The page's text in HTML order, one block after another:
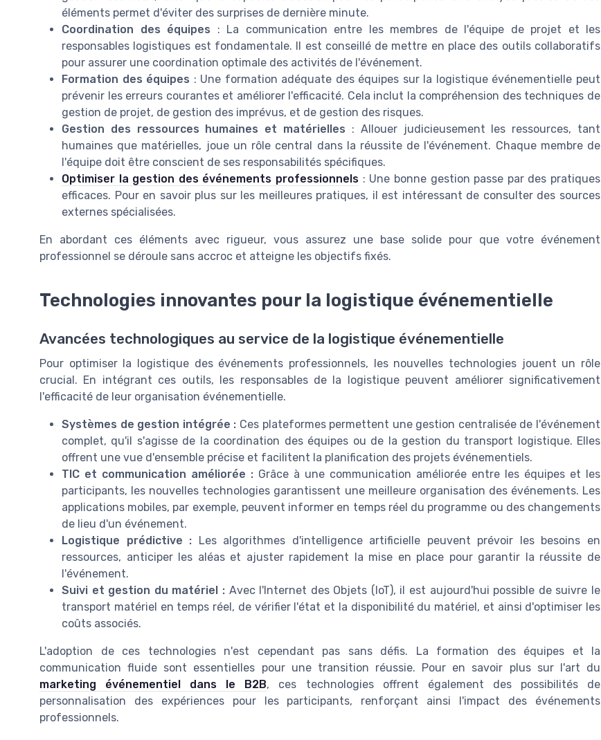
éléments permet d'éviter des surprises de dernière minute.
Coordination des équipes : La communication entre les membres de l'équipe de projet et les
responsables logistiques est fondamentale. Il est conseillé de mettre en place des outils collaboratifs
pour assurer une coordination optimale des activités de l'événement.
Formation des équipes : Une formation adéquate des équipes sur la logistique événementielle peut
prévenir les erreurs courantes et améliorer l'efficacité. Cela inclut la compréhension des techniques de
gestion de projet, de gestion des imprévus, et de gestion des risques.
Gestion des ressources humaines et matérielles : Allouer judicieusement les ressources, tant
humaines que matérielles, joue un rôle central dans la réussite de l'événement. Chaque membre de
l'équipe doit être conscient de ses responsabilités spécifiques.
Optimiser la gestion des événements professionnels : Une bonne gestion passe par des pratiques
efficaces. Pour en savoir plus sur les meilleures pratiques, il est intéressant de consulter des sources
externes spécialisées.
En abordant ces éléments avec rigueur, vous assurez une base solide pour que votre événement
professionnel se déroule sans accroc et atteigne les objectifs fixés.
Technologies innovantes pour la logistique événementielle
Avancées technologiques au service de la logistique événementielle
Pour optimiser la logistique des événements professionnels, les nouvelles technologies jouent un rôle
crucial. En intégrant ces outils, les responsables de la logistique peuvent améliorer significativement
l'efficacité de leur organisation événementielle.
Systèmes de gestion intégrée : Ces plateformes permettent une gestion centralisée de l'événement
complet, qu'il s'agisse de la coordination des équipes ou de la gestion du transport logistique. Elles
offrent une vue d'ensemble précise et facilitent la planification des projets événementiels.
TIC et communication améliorée : Grâce à une communication améliorée entre les équipes et les
participants, les nouvelles technologies garantissent une meilleure organisation des événements. Les
applications mobiles, par exemple, peuvent informer en temps réel du programme ou des changements
de lieu d'un événement.
Logistique prédictive : Les algorithmes d'intelligence artificielle peuvent prévoir les besoins en
ressources, anticiper les aléas et ajuster rapidement la mise en place pour garantir la réussite de
l'événement.
Suivi et gestion du matériel :Avec l'Internet des Objets (IoT), il est aujourd'hui possible de suivre le
transport matériel en temps réel, de vérifier l'état et la disponibilité du matériel, et ainsi d'optimiser les
coûts associés.
L'adoption de ces technologies n'est cependant pas sans défis. La formation des équipes et la
communication fluide sont essentielles pour une transition réussie. Pour en savoir plus sur l'art du
marketing événementiel dans le B2B, ces technologies offrent également des possibilités de
personnalisation des expériences pour les participants, renforçant ainsi l'impact des événements
professionnels.